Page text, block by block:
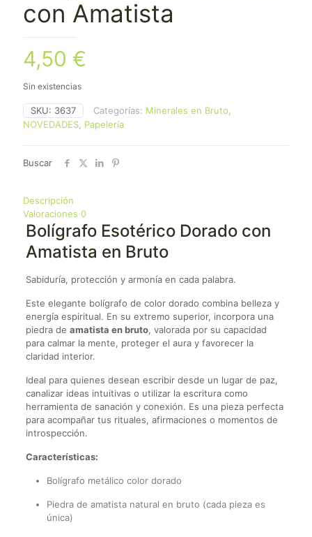
con Amatista
4,50 €
Sin existencias
SKU: 3637 Categorías: Minerales en Bruto
NOVEDADES Papelería
Buscar
Descripción
Valoraciones 0
Bolígrafo Esotérico Dorado con
Amatista en Bruto
Sabiduría, protección y armonía en cada palabra.
Este elegante bolígrafo de color dorado combina belleza y
energía espiritual. En su extremo superior, incorpora una
piedra de amatista en bruto, valorada por su capacidad
para calmar la mente, proteger el aura y favorecer la
claridad interior.
Ideal para quienes desean escribir desde un lugar de paz,
canalizar ideas intuitivas o utilizar la escritura como
herramienta de sanación y conexión. Es una pieza perfecta
para acompañar tus rituales, afirmaciones o momentos de
introspección.
Características:
Bolígrafo metálico color dorado
Piedra de amatista natural en bruto (cada pieza es
única)